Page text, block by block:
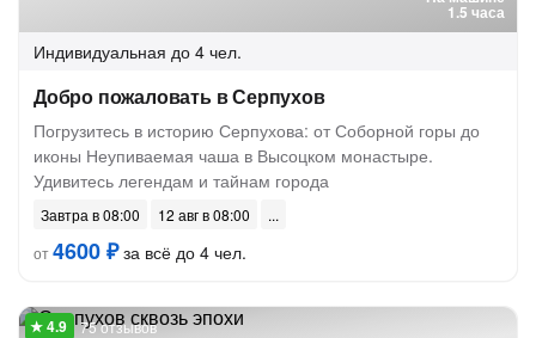
1.5 часа
Индивидуальная до 4 чел.
Добро пожаловать в Серпухов
Погрузитесь в историю Серпухова: от Соборной горы до
иконы Неупиваемая чаша в Высоцком монастыре.
Удивитесь легендам и тайнам города
Завтра в 08:00
12 авг в 08:00
от4600 ₽за всё до 4 чел.
75 отзывов